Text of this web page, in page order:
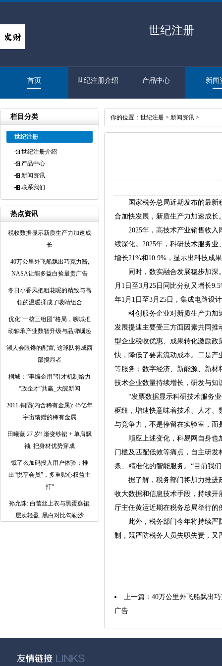
世纪注册
首页 世纪注册介绍 产品中心 新闻
栏目分类
世纪注册
世纪注册介绍
产品中心
新闻资讯
联系我们
热点资讯
税收数据显示新质生产力加速成
长
40万公里外飞船飘出巧克力酱,
NASA让能多益白捡最贵广告
冬日小香风把粗花呢的精致与高
领的温暖揉成了吸睛组合
优化“一核三组团”格局，聊城推
动轴承产业数智升级与品牌崛起
湖人会眼馋的配置, 这球队将成西
部搅局者
桐城：“事编企用”引才机制给力
“政企才”共赢_大皖新闻
2011-铜陨(内含稀有金属): 45亿年
宇宙馈赠的稀有金属
田曦薇 27 岁! 渐变纱裙 + 单肩飘
袖, 把身材优势穿成
饿了么加码投入用户体验：推
出“悦享会员”，多重贴心权益主
打“
孙允珠: 白蕾丝上衣与黑蛋糕裙,
层次轻盈, 黑白对比勾勒沙
你的位置： 世纪注册 > 新闻资讯 >
国家税务总局近期发布的最新税
合加快发展，新质生产力加速成长
2025年，高技术产业销售收入同
续深化。2025年，科研技术服务
增长21%和10.9%，显示出科技成
同时，数实融合发展稳步加深。
月1日至3月25日同比分别又增长
年1月1日至3月25日，集成电路设
科创服务企业对新质生产力加速
发展提速主要受三方面因素共同推
型企业税收优惠、成果转化激励
快，降低了要素流动成本。二是
等服务；数字经济、新能源、新
技术企业数量持续增长，研发与知
“发票数据显示科研技术服务业
枢纽，增速快意味着技术、人才
与竞争力，不是停留在实验室，而
顺应上述变化，科易网自身也加
门槛及匹配低效等痛点，自主研
条、精准化的智能服务。“目前我
据了解，税务部门将加力推进政
收大数据和信息技术手段，持续开
厅主任黄运近期在税务总局举行的
此外，税务部门今年将持续严防
制，既严防税务人员失职失责，又
上一篇： 40万公里外飞船飘出
广告